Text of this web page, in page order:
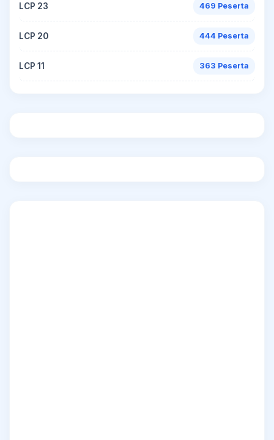
LCP 23 469 Peserta
LCP 20 444 Peserta
LCP 11 363 Peserta